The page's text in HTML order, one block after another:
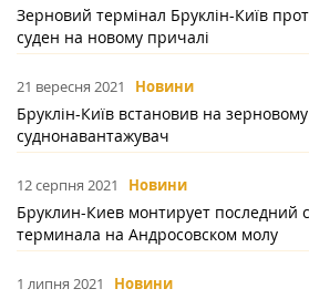
Зерновий термінал Бруклін-Київ
суден на новому причалі
21 вересня 2021 Новини
Бруклін-Київ встановив на зерновому
суднонавантажувач
12 серпня 2021 Новини
Бруклин-Киев монтирует последний
терминала на Андросовском молу
1 липня 2021 Новини